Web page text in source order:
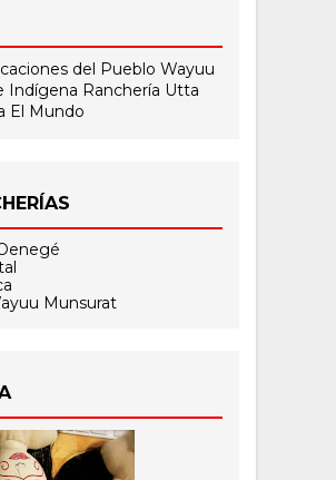
del Pueblo Wayuu
Indígena Ranchería Utta
El Mundo
Munsurat